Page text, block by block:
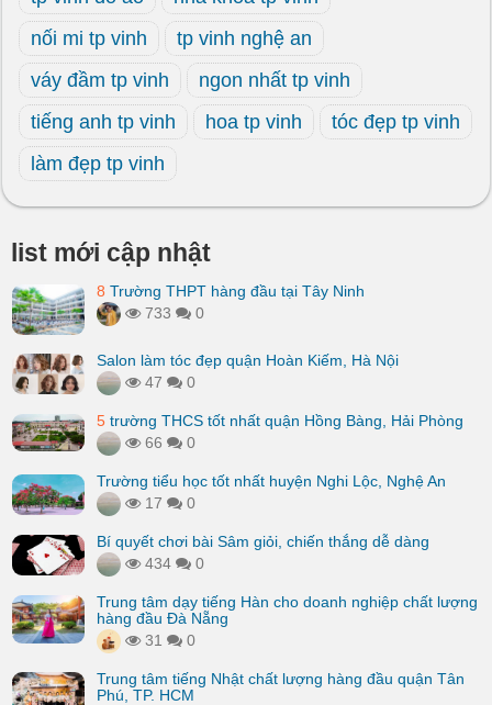
nối mi tp vinh
tp vinh nghệ an
váy đầm tp vinh
ngon nhất tp vinh
tiếng anh tp vinh
hoa tp vinh
tóc đẹp tp vinh
làm đẹp tp vinh
list mới cập nhật
8 Trường THPT hàng đầu tại Tây Ninh
733
0
Salon làm tóc đẹp quận Hoàn Kiếm, Hà Nội
47
0
5 trường THCS tốt nhất quận Hồng Bàng, Hải Phòng
66
0
Trường tiểu học tốt nhất huyện Nghi Lộc, Nghệ An
17
0
Bí quyết chơi bài Sâm giỏi, chiến thắng dễ dàng
434
0
Trung tâm dạy tiếng Hàn cho doanh nghiệp chất lượng
hàng đầu Đà Nẵng
31
0
Trung tâm tiếng Nhật chất lượng hàng đầu quận Tân
Phú, TP. HCM